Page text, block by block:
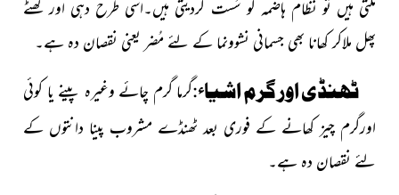
ملتی ہیں تو نظام ہاضمہ کو سُست کردیتی ہیں۔اسی طرح دہی اور کھٹے
پھل ملاکر کھانا بھی جسمانی نشوونما کے لئے مُضر یعنی نقصان دہ ہے۔
ٹھنڈی اور گرم اشیاء:گرما گرم چائے وغیرہ پینے یا کوئی
اورگرم چیز کھانے کے فوری بعد ٹھنڈے مشروب پینا دانتوں کے
لئے نقصان دہ ہے۔